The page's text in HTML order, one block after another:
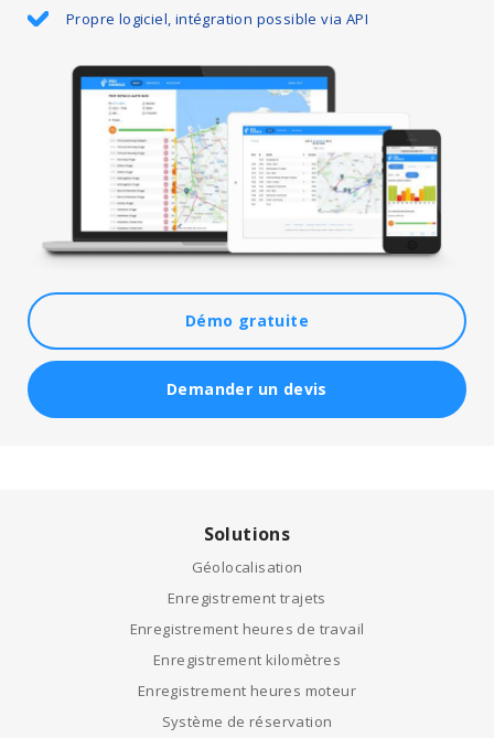
Démo gratuite
Demander un devis
Propre logiciel, intégration possible via API
Solutions
Géolocalisation
Enregistrement trajets
Enregistrement heures de travail
Enregistrement kilomètres
Enregistrement heures moteur
Système de réservation